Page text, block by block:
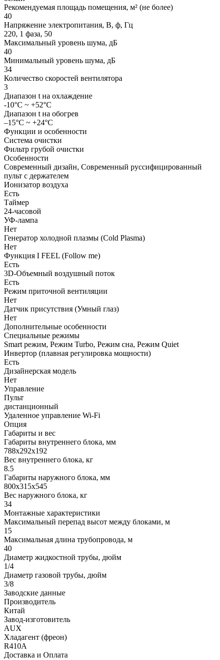
Рекомендуемая площадь помещения, м² (не более)
40
Напряжение электропитания, В, ф, Гц
220, 1 фаза, 50
Максимальный уровень шума, дБ
40
Минимальный уровень шума, дБ
34
Количество скоростей вентилятора
3
Диапазон t на охлаждение
-10°C ~ +52°C
Диапазон t на обогрев
–15°C ~ +24°C
Функции и особенности
Система очистки
Фильтр грубой очистки
Особенности
Современный дизайн, Современный руссифицированный
пульт с держателем
Ионизатор воздуха
Есть
Таймер
24-часовой
УФ-лампа
Нет
Генератор холодной плазмы (Cold Plasma)
Нет
Функция I FEEL (Follow me)
Есть
3D-Объемный воздушный поток
Есть
Режим приточной вентиляции
Нет
Датчик присутствия (Умный глаз)
Нет
Дополнительные особенности
Специальные режимы
Smart режим, Режим Turbo, Режим сна, Режим Quiet
Инвертор (плавная регулировка мощности)
Есть
Дизайнерская модель
Нет
Управление
Пульт
дистанционный
Удаленное управление Wi-Fi
Опция
Габариты и вес
Габариты внутреннего блока, мм
788x292x192
Вес внутреннего блока, кг
8.5
Габариты наружного блока, мм
800x315x545
Вес наружного блока, кг
34
Монтажные характеристики
Максимальный перепад высот между блоками, м
15
Максимальная длина трубопровода, м
40
Диаметр жидкостной трубы, дюйм
1/4
Диаметр газовой трубы, дюйм
3/8
Заводские данные
Производитель
Китай
Завод-изготовитель
AUX
Хладагент (фреон)
R410A
Доставка и Оплата